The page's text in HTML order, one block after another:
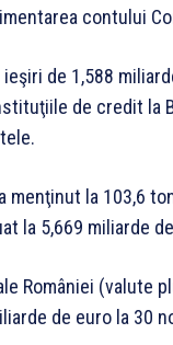
contului
ieşiri de 1,588
de credit la
menţinut la 103,6
la 5,669 miliarde
României (valute
de euro la 30